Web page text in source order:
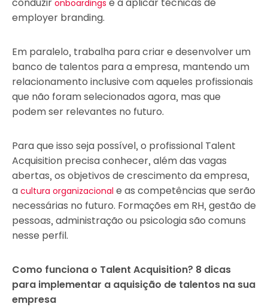
onboardings
employer branding.
Em paralelo, trabalha para criar e desenvolver um
banco de talentos para a empresa, mantendo um
relacionamento inclusive com aqueles profissionais
que não foram selecionados agora, mas que
podem ser relevantes no futuro.
Para que isso seja possível, o profissional Talent
Acquisition precisa conhecer, além das vagas
abertas, os objetivos de crescimento da empresa,
a cultura organizacional e as competências que serão
necessárias no futuro. Formações em RH, gestão de
pessoas, administração ou psicologia são comuns
nesse perfil.
Como funciona o Talent Acquisition? 8 dicas
para implementar a aquisição de talentos na sua
empresa